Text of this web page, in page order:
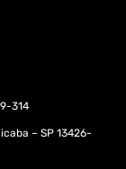
314
– SP 13426-